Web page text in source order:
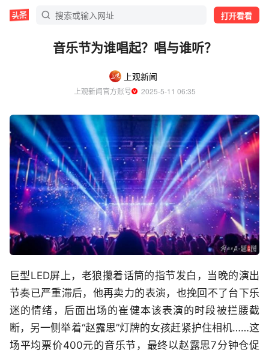
打开看看
音乐节为谁唱起？唱与谁听？
上观新闻
上观新闻官方账号
  2025-5-11 06:35
巨型LED屏上，老狼攥着话筒的指节发白，当晚的演出
节奏已严重滞后，他再卖力的表演，也挽回不了台下乐
迷的情绪，后面出场的崔健本该表演的时段被拦腰截
断，另一侧举着“赵露思”灯牌的女孩赶紧护住相机……这
场平均票价400元的音乐节，最终以赵露思7分钟仓促